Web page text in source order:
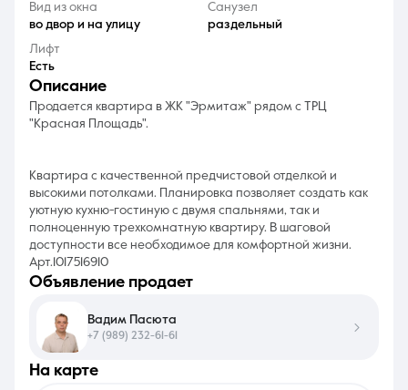
Вид из окна
во двор и на улицу
Санузел
раздельный
Лифт
Есть
описание
Продается квартира в ЖК "Эрмитаж" рядом с ТРЦ
"Красная Площадь".
Квартира с качественной предчистовой отделкой и
высокими потолками. Планировка позволяет создать как
уютную кухню-гостиную с двумя спальнями, так и
полноценную трехкомнатную квартиру. В шаговой
доступности все необходимое для комфортной жизни.
Арт.1017516910
на карте
объявление продает
Вадим Пасюта
+7 (989) 232-61-61